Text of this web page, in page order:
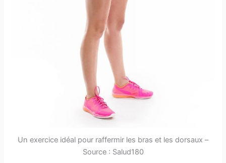
Un exercice idéal pour raffermir les bras et les dorsaux –
Source : Salud180